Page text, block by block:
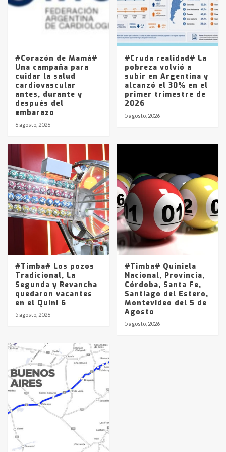
Los precios de los combustibles en
La Pampa, desde YPF hasta Axion
entre 857 a 1338 pesos
#Corazón de Mamá#
Una campaña para
cuidar la salud
cardiovascular
antes, durante y
después del
embarazo
6 agosto, 2026
#Cruda realidad# La
pobreza volvió a
subir en Argentina y
alcanzó el 30% en el
primer trimestre de
2026
5 agosto, 2026
#Timba# Los pozos
Tradicional, La
Segunda y Revancha
quedaron vacantes
en el Quini 6
5 agosto, 2026
#Timba# Quiniela
Nacional, Provincia,
Córdoba, Santa Fe,
Santiago del Estero,
Montevideo del 5 de
Agosto
5 agosto, 2026